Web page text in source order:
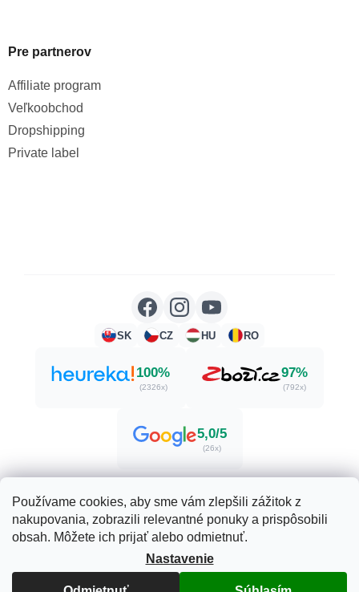
Používame cookies, aby sme vám zlepšili zážitok z
nakupovania, zobrazili relevantné ponuky a prispôsobili
obsah. Môžete ich prijať alebo odmietnuť.
Nastavenie
Pre partnerov
Affiliate program
Veľkoobchod
Dropshipping
Private label
SK CZ HU RO
100%
(2326x)
97%
(792x)
5,0/5
(26x)
Vytvoril Shoptet
Copyright 2026Herbatica.sk. Všetky práva vyhradené.